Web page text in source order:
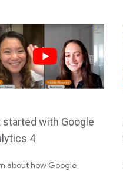
started with Google
4
about how Google